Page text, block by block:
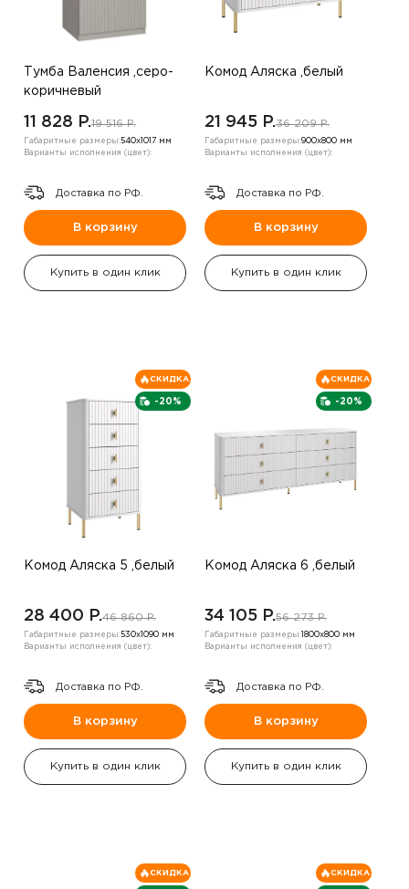
Тумба Валенсия ,серо-
коричневый
11 828 P.19 516 P.
Габаритные размеры:540х1017 мм
Варианты исполнения (цвет):
Доставка по РФ.
В корзину
Купить в один клик
Комод Аляска ,белый
21 945 P.36 209 P.
Габаритные размеры:900х800 мм
Варианты исполнения (цвет):
Доставка по РФ.
В корзину
Купить в один клик
-20%
СКИДКА
Комод Аляска 5 ,белый
28 400 P.46 860 P.
Габаритные размеры:530х1090 мм
Варианты исполнения (цвет):
Доставка по РФ.
В корзину
Купить в один клик
-20%
СКИДКА
Комод Аляска 6 ,белый
34 105 P.56 273 P.
Габаритные размеры: 1800х800 мм
Варианты исполнения (цвет):
Доставка по РФ.
В корзину
Купить в один клик
СКИДКА СКИДКА